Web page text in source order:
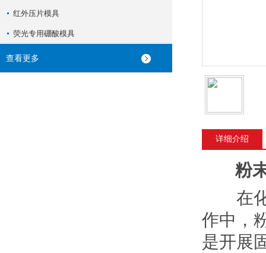
红外压片模具
荧光专用硼酸模具
查看更多
详细介绍
粉
在化
作中，
是开展